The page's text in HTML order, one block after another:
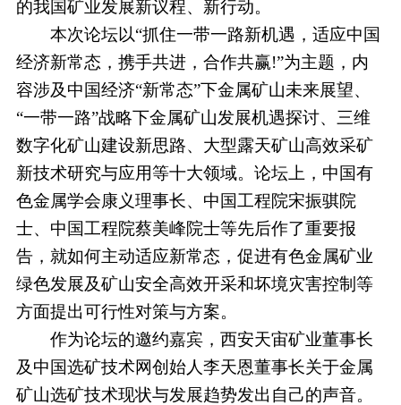
的我国矿业发展新议程、新行动。
本次论坛以“抓住一带一路新机遇，适应中国
经济新常态，携手共进，合作共赢!”为主题，内
容涉及中国经济“新常态”下金属矿山未来展望、
“一带一路”战略下金属矿山发展机遇探讨、三维
数字化矿山建设新思路、大型露天矿山高效采矿
新技术研究与应用等十大领域。论坛上，中国有
色金属学会康义理事长、中国工程院宋振骐院
士、中国工程院蔡美峰院士等先后作了重要报
告，就如何主动适应新常态，促进有色金属矿业
绿色发展及矿山安全高效开采和坏境灾害控制等
方面提出可行性对策与方案。
作为论坛的邀约嘉宾，西安天宙矿业董事长
及中国选矿技术网创始人李天恩董事长关于金属
矿山选矿技术现状与发展趋势发出自己的声音。